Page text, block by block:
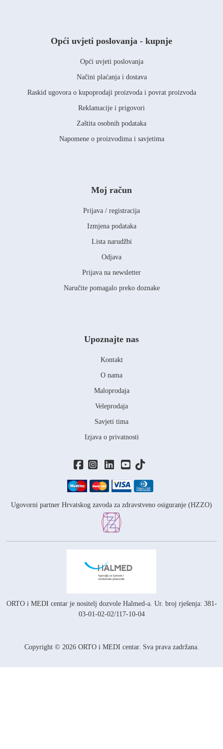
Opći uvjeti poslovanja - kupnje
Opći uvjeti poslovanja
Načini plaćanja i dostava
Raskid ugovora o kupoprodaji proizvoda i povrat proizvoda
Reklamacije i prigovori
Zaštita osobnih podataka
Napomene o proizvodima i savjetima
Moj račun
Prijava / registracija
Izmjena podataka
Lista narudžbi
Odjava
Prijava na newsletter
Naručite pomagalo preko doznake
Copyright © 2026 ORTO i MEDI centar. Sva prava zadržana.
Ugovorni partner Hrvatskog zavoda za zdravstveno osiguranje (HZZO)
ORTO i MEDI centar je nositelj dozvole Halmed-a. Ur. broj rješenja: 381-
03-01-02-02/117-10-04
Upoznajte nas
Kontakt
O nama
Maloprodaja
Veleprodaja
Savjeti tima
Izjava o privatnosti